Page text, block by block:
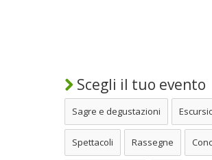
Scegli il tuo evento
Sagre e degustazioni
Spettacoli Rassegne